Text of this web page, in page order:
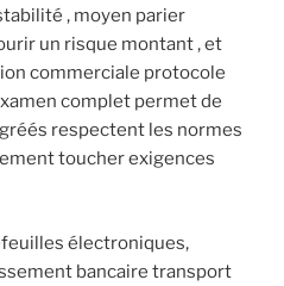
, moyen parier
un risque montant , et
commerciale protocole
complet permet de
respectent les normes
toucher exigences
électroniques,
bancaire transport